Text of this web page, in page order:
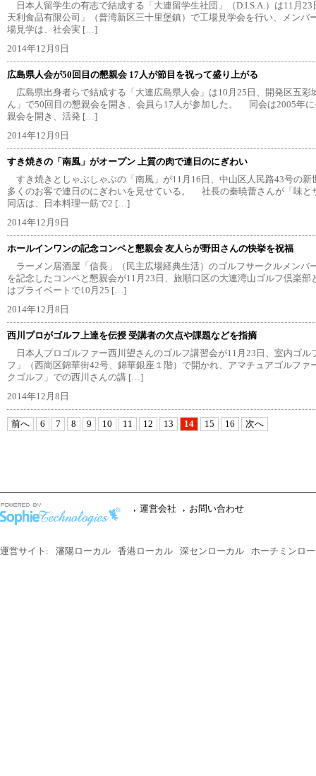
日本人留学生の有志で結成する「大連留学生社団」（D.I.S.A.）は11月
天利食品有限公司」（普湾新区三十里堡鎮）で工場見学会を行い、メン
場見学は、社会実 […]
2014年12月9日
広島県人会が50回目の懇親会 17人が節目を祝って盛り上がる
広島県出身者らで結成する「大連広島県人会」は10月25日、開発区五彩
ん」で50回目の懇親会を開き、会員ら17人が参加した。 同会は2005年
親会を開き、活発 […]
2014年12月9日
すき焼きの「南風」がオープン 上質の肉で連日のにぎわい
すき焼きとしゃぶしゃぶの「南風」が11月16日、中山区人民路43号の新
多くのお客で連日のにぎわいを見せている。 社長の秦暁蕾さんが「味と
同店は、日本料理一筋で2 […]
2014年12月9日
ホールインワンの記念コンペと懇親会 友人らが野田さんの快挙を祝福
ラーメン居酒屋「信長」（民主広場経典生活）のゴルフサークルメンバ
を記念したコンペと懇親会が11月23日、旅順口区の大連湾山ゴルフ倶楽
はプライベートで10月25 […]
2014年12月8日
西川プロがゴルフ上達を伝授 受講者の欠点や課題などを指摘
日本人プロゴルファー西川望さんのゴルフ講習会が11月23日、室内ゴル
フ」（西崗区錦華街42号、錦華銀座１階）で開かれ、アマチュアゴルフ
クゴルフ」での西川さんの講 […]
2014年12月8日
前へ 6 7 8 9 10 11 12 13 14 15 16 次へ
運営会社 お問い合わせ
運営サイト: 瀋陽ローカル 香港ローカル 深センローカル ホーチミンロ